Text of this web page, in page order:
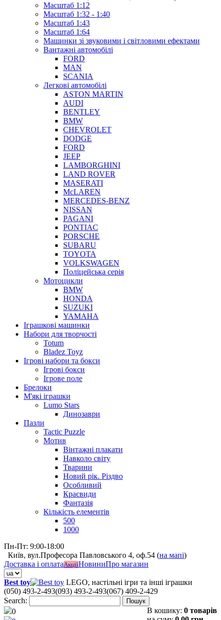
Масштаб 1:12
Масштаб 1:32 - 1:40
Масштаб 1:43
Масштаб 1:64
Машинки зі звуковими і світловими ефектами
Вантажні автомобілі
FORD
MAN
SCANIA
Легкові автомобілі
ASTON MARTIN
AUDI
BENTLEY
BMW
CHEVROLET
DODGE
FORD
JEEP
LAMBORGHINI
LAND ROVER
MASERATI
McLAREN
MERCEDES-BENZ
NISSAN
PAGANI
PONTIAC
PORSCHE
SUBARU
TOYOTA
VOLKSWAGEN
Поліцейська серія
Мотоцикли
BMW
HONDA
SUZUKI
YAMAHA
Іграшкові машинки
Набори для творчості
Totum
Bladez Toyz
Ігрові набори та бокси
Ігрові бокси
Ігрове поле
Брелоки
М'які іграшки
Lumo Stars
Динозаври
Пазли
Tactic Puzzle
Мотив
Вінтажні плакати
Навколо світу
Тварини
Новий рік. Різдво
Особливий
Краєвиди
Фантазія
Кількість елементів
500
1000
Пн-Пт: 9:00-18:00
Київ, вул.Професора Павловського 4, оф.54 (на мапі)
Доставка і оплатаАкціїНовиниПро магазин
Best toy
LEGO, настільні ігри та інші іграшки
(050) 493-2-493(093) 493-2-493(067) 409-2-429
Search:
Пошук
0 В кошику: 0 товарів